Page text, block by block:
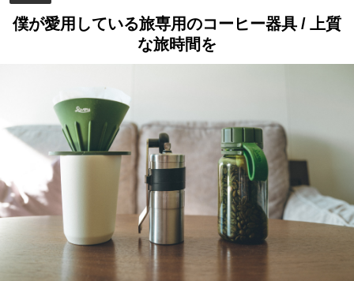
僕が愛用している旅専用のコーヒー器具 / 上質
な旅時間を